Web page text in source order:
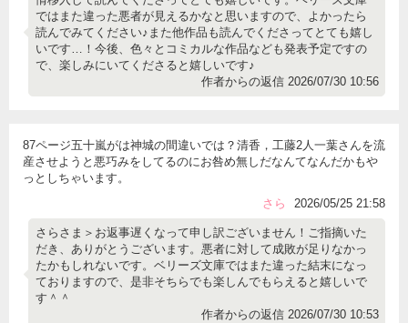
ではまた違った悪者が見えるかなと思いますので、よかったら
読んでみてください♪また他作品も読んでくださってとても嬉し
いです…！今後、色々とコミカルな作品なども発表予定ですの
で、楽しみにいてくださると嬉しいです♪
作者からの返信 2026/07/30 10:56
87ページ五十嵐がは神城の間違いでは？清香，工藤2人一葉さんを流
産させようと悪巧みをしてるのにお咎め無しだなんてなんだかもや
っとしちゃいます。
さら
2026/05/25 21:58
さらさま＞お返事遅くなって申し訳ございません！ご指摘いた
だき、ありがとうございます。悪者に対して成敗が足りなかっ
たかもしれないです。ベリーズ文庫ではまた違った結末になっ
ておりますので、是非そちらでも楽しんでもらえると嬉しいで
す＾＾
作者からの返信 2026/07/30 10:53